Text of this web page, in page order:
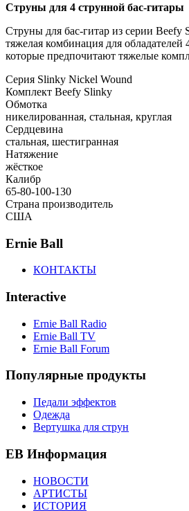
Струны для 4 струнной бас-гитары
Струны для бас-гитар из серии
тяжелая комбинация для
которые предпочитают тяжелые
Серия Slinky Nickel Wound
Комплект Beefy Slinky
Обмотка
никелированная, стальная, круглая
Сердцевина
стальная, шестигранная
Натяжение
жёсткое
Калибр
65-80-100-130
Страна производитель
США
Ernie Ball
КОНТАКТЫ
Interactive
Ernie Ball Radio
Ernie Ball TV
Ernie Ball Forum
Популярные продукты
Педали эффектов
Одежда
Вертушка для струн
EB Информация
НОВОСТИ
АРТИСТЫ
ИСТОРИЯ